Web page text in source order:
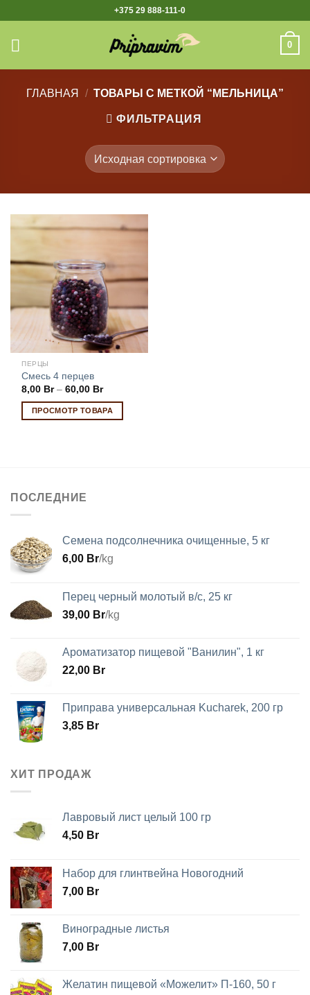
content
+375 29 888-111-0
0
ГЛАВНАЯ / ТОВАРЫ С МЕТКОЙ “МЕЛЬНИЦА”
ФИЛЬТРАЦИЯ
ПЕРЦЫ
Смесь 4 перцев
8,00 Br–60,00 Br
ПРОСМОТР ТОВАРА
ПОСЛЕДНИЕ
Семена подсолнечника очищенные, 5 кг
6,00 Br/kg
Перец черный молотый в/с, 25 кг
39,00 Br/kg
Ароматизатор пищевой "Ванилин", 1 кг
22,00 Br
Приправа универсальная Kucharek, 200 гр
3,85 Br
ХИТ ПРОДАЖ
Лавровый лист целый 100 гр
4,50 Br
Набор для глинтвейна Новогодний
7,00 Br
Виноградные листья
7,00 Br
Желатин пищевой «Можелит» П-160, 50 г